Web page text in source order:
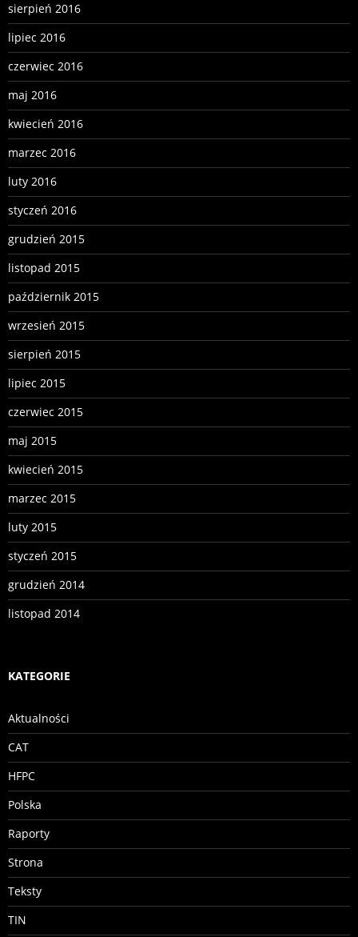
sierpień 2016
lipiec 2016
czerwiec 2016
maj 2016
kwiecień 2016
marzec 2016
luty 2016
styczeń 2016
grudzień 2015
listopad 2015
październik 2015
wrzesień 2015
sierpień 2015
lipiec 2015
czerwiec 2015
maj 2015
kwiecień 2015
marzec 2015
luty 2015
styczeń 2015
grudzień 2014
listopad 2014
KATEGORIE
Aktualności
CAT
HFPC
Polska
Raporty
Strona
Teksty
TIN